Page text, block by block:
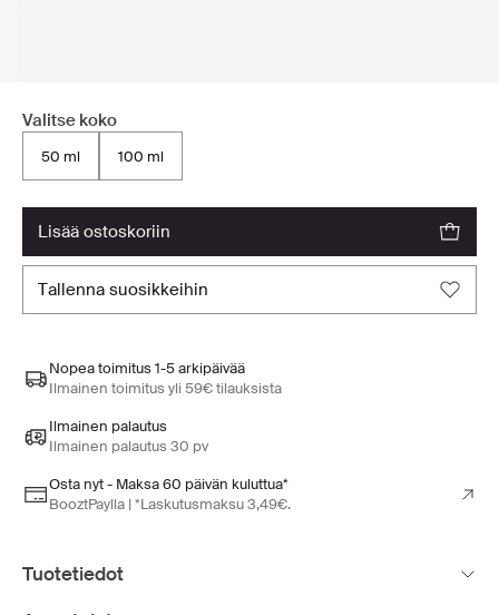
Valitse koko
50 ml 100 ml
lisää ostoskoriin
tallenna suosikkeihin
Nopea toimitus 1-5 arkipäivää
Ilmainen toimitus yli 59€ tilauksista
Ilmainen palautus
Ilmainen palautus 30 pv
Osta nyt - Maksa 60 päivän kuluttua*
BooztPaylla | *Laskutusmaksu 3,49€.
Tuotetiedot